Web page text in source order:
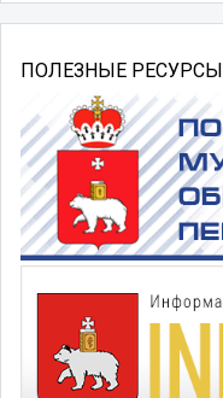
ПОЛЕЗНЫЕ РЕСУРСЫ